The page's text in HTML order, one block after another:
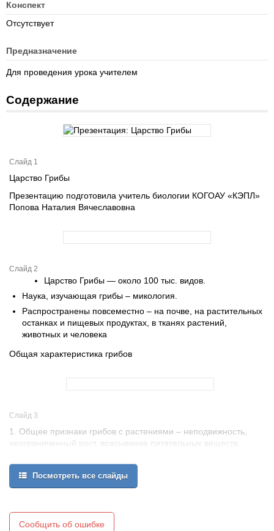
Конспект
Отсутствует
Предназначение
Для проведения урока учителем
Содержание
Слайд 1
Царство Грибы
Презентацию подготовила учитель биологии КОГОАУ «КЭПЛ»
Попова Наталия Вячеславовна
Слайд 2
Царство Грибы — около 100 тыс. видов.
Наука, изучающая грибы – микология.
Распространены повсеместно – на почве, на растительных
останках и пищевых продуктах, в тканях растений,
животных и человека
Общая характеристика грибов
Слайд 3
1. Общее признаки грибов с растениями – неподвижность,
неограниченный рост, всасывание питательных веществ,
2. Общее признаки грибов с животными – нет хлорофилла,
гетеротрофы, имеют хитин в составе клеточной стенки,
3. Особые признаки грибов – имеют мицелий, состоящий из гиф
Посмотреть все слайды
Сообщить об ошибке